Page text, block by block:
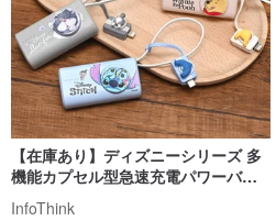
【在庫あり】ディズニーシリーズ 多
機能カプセル型急速充電パワーバン
ク
InfoThink